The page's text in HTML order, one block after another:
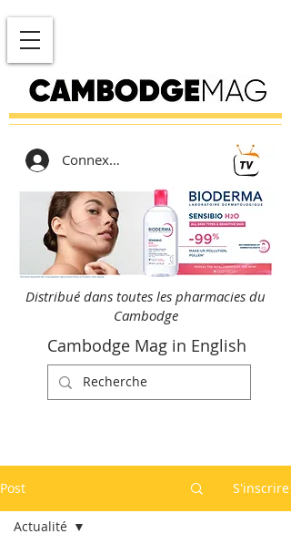
Connexion
Distribué dans toutes les pharmacies du
Cambodge
Cambodge Mag in English
Post S'inscrire
Actualité